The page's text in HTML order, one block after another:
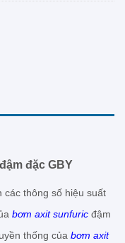
đặc GBY
các thông số hiệu suất
bơm axit sunfuric đậm
thống của bơm axit